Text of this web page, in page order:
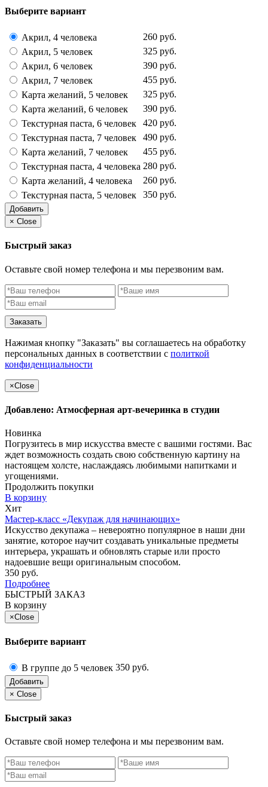
Выберите вариант
Акрил, 4 человека
260 руб.
Акрил, 5 человек
325 руб.
Акрил, 6 человек
390 руб.
Акрил, 7 человек
455 руб.
Карта желаний, 5 человек
325 руб.
Карта желаний, 6 человек
390 руб.
Текстурная паста, 6 человек
420 руб.
Текстурная паста, 7 человек
490 руб.
Карта желаний, 7 человек
455 руб.
Текстурная паста, 4 человека 280 руб.
Карта желаний, 4 человека
260 руб.
Текстурная паста, 5 человек
350 руб.
Добавить
× Close
Быстрый заказ
Оставьте свой номер телефона и мы перезвоним вам.
Заказать
Нажимая кнопку "Заказать" вы соглашаетесь на обработку
персональных данных в соответствии с политкой
конфиденциальности
×Close
Добавлено: Атмосферная арт-вечеринка в студии
Новинка
Погрузитесь в мир искусства вместе с вашими гостями. Вас
ждет возможность создать свою собственную картину на
настоящем холсте, наслаждаясь любимыми напитками и
угощениями.
Продолжить покупки
В корзину
Хит
Мастер-класс «Декупаж для начинающих»
Искусство декупажа – невероятно популярное в наши дни
занятие, которое научит создавать уникальные предметы
интерьера, украшать и обновлять старые или просто
надоевшие вещи оригинальным способом.
350 руб.
Подробнее
БЫСТРЫЙ ЗАКАЗ
В корзину
×Close
Выберите вариант
В группе до 5 человек 350 руб.
Добавить
× Close
Быстрый заказ
Оставьте свой номер телефона и мы перезвоним вам.